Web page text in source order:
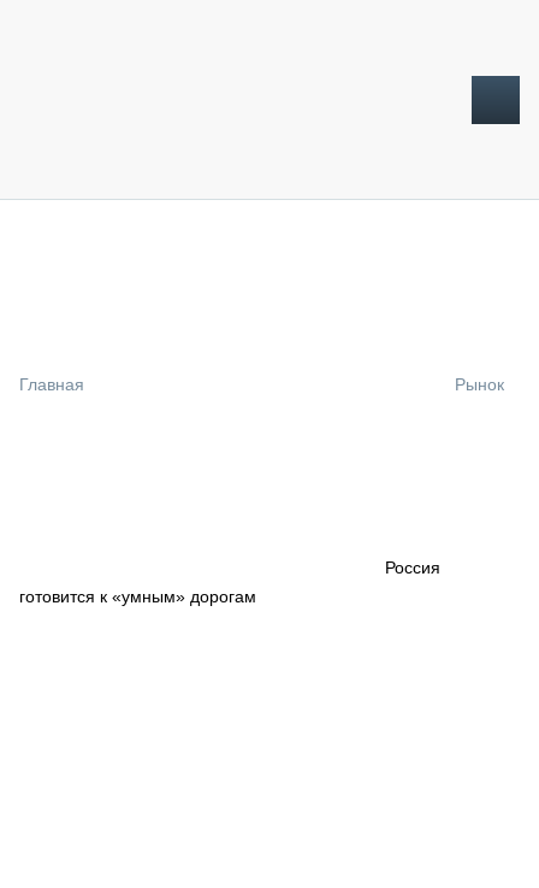
СПЕЦПРОЕКТЫ
Главная Рынок
Россия
готовится к «умным» дорогам